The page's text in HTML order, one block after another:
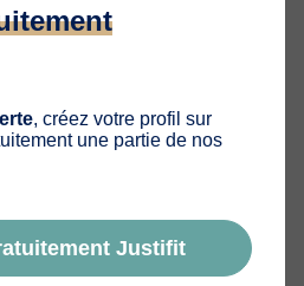
vous accompagne
les enjeux de
, créez votre profil sur
une partie de nos
Justifit